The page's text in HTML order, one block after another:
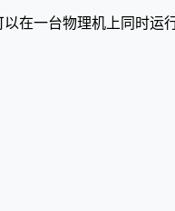
在一台物理机上同时运